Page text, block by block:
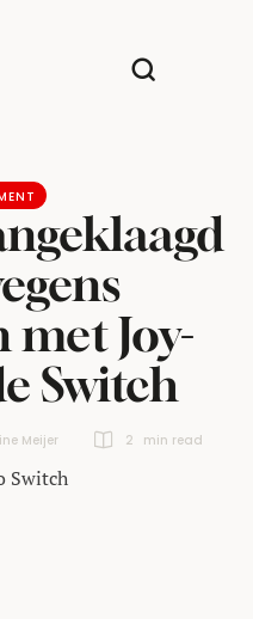
Joy-
Switch
Meijer 2 min read